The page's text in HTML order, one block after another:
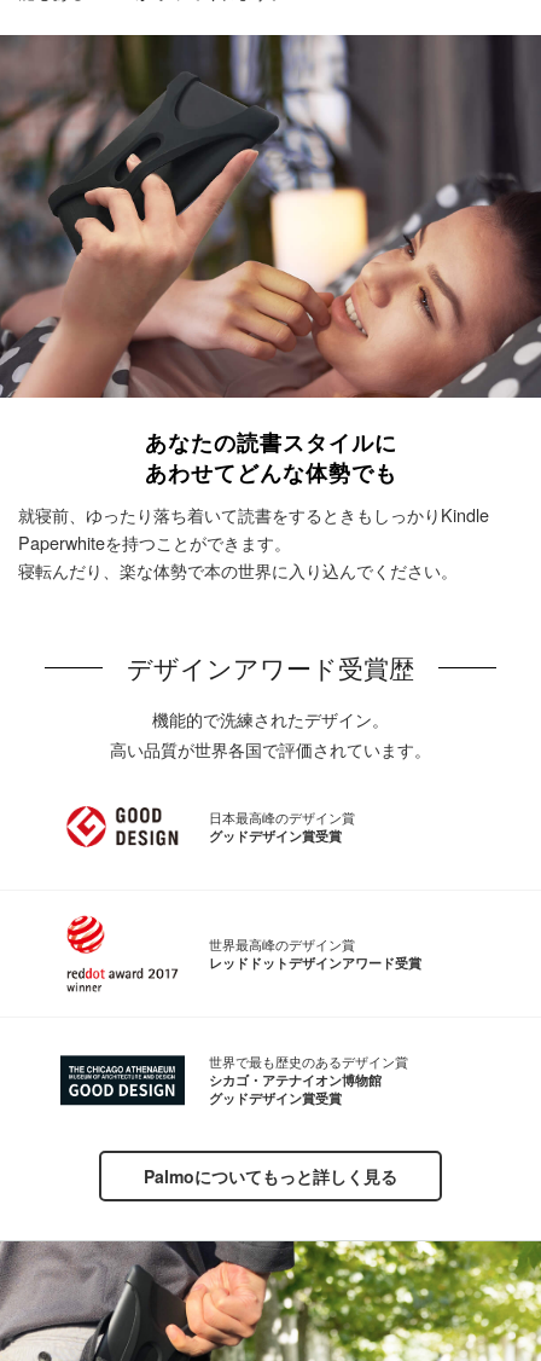
あなたの読書スタイルに
あわせてどんな体勢でも
就寝前、ゆったり落ち着いて読書をするときもしっかりKindle
Paperwhiteを持つことができます。
寝転んだり、楽な体勢で本の世界に入り込んでください。
デザインアワード受賞歴
機能的で洗練されたデザイン。
高い品質が世界各国で評価されています。
日本最高峰のデザイン賞
グッドデザイン賞受賞
世界最高峰のデザイン賞
レッドドットデザインアワード受賞
世界で最も歴史のあるデザイン賞
シカゴ・アテナイオン博物館
グッドデザイン賞受賞
Palmoについてもっと詳しく見る